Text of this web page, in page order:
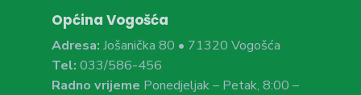
Općina Vogošća
Adresa: Jošanička 80 • 71320 Vogošća
Tel: 033/586-456
Radno vrijeme Ponedjeljak – Petak, 8:00 –